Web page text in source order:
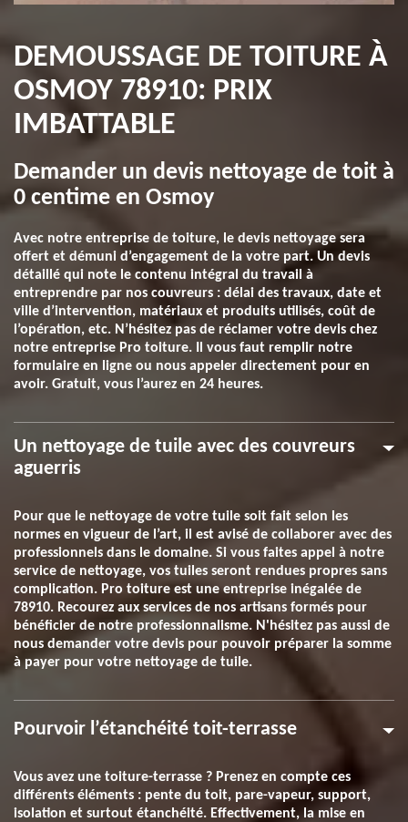
DEMOUSSAGE DE TOITURE À
OSMOY 78910: PRIX
IMBATTABLE
Demander un devis nettoyage de toit à
0 centime en Osmoy
Avec notre entreprise de toiture, le devis nettoyage sera
offert et démuni d’engagement de la votre part. Un devis
détaillé qui note le contenu intégral du travail à
entreprendre par nos couvreurs : délai des travaux, date et
ville d’intervention, matériaux et produits utilisés, coût de
l’opération, etc. N’hésitez pas de réclamer votre devis chez
notre entreprise Pro toiture. Il vous faut remplir notre
formulaire en ligne ou nous appeler directement pour en
avoir. Gratuit, vous l’aurez en 24 heures.
Un nettoyage de tuile avec des couvreurs
aguerris
Pour que le nettoyage de votre tuile soit fait selon les
normes en vigueur de l’art, il est avisé de collaborer avec des
professionnels dans le domaine. Si vous faites appel à notre
service de nettoyage, vos tuiles seront rendues propres sans
complication. Pro toiture est une entreprise inégalée de
78910. Recourez aux services de nos artisans formés pour
bénéficier de notre professionnalisme. N'hésitez pas aussi de
nous demander votre devis pour pouvoir préparer la somme
à payer pour votre nettoyage de tuile.
Pourvoir l’étanchéité toit-terrasse
Vous avez une toiture-terrasse ? Prenez en compte ces
différents éléments : pente du toit, pare-vapeur, support,
isolation et surtout étanchéité. Effectivement, la mise en